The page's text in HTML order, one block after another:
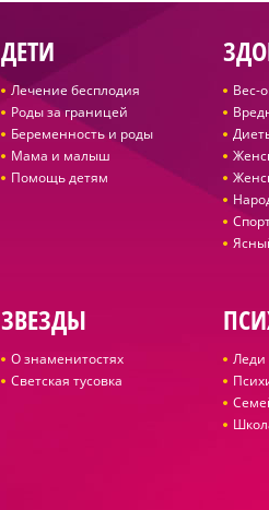
ДЕТИ
Лечение бесплодия
Роды за границей
Беременность и роды
Мама и малыш
Помощь детям
Вес-
ЗВЕЗДЫ
О знаменитостях
Светская тусовка
Леди